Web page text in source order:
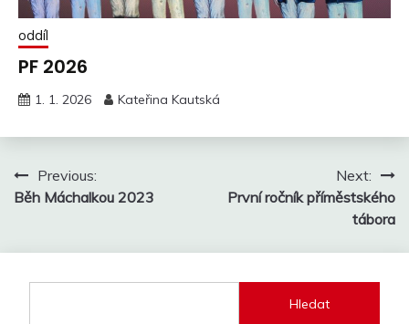
oddíl
PF 2026
1. 1. 2026 Kateřina Kautská
Navigace
pro
příspěvek
Previous:
Běh Máchalkou 2023
Next:
První ročník příměstského
tábora
Hledat